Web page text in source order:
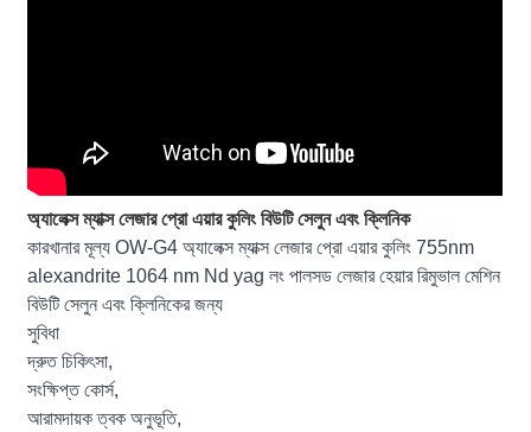
অ্যালেক্স ম্যাক্স লেজার প্রো এয়ার কুলিং বিউটি সেলুন এবং ক্লিনিক
কারখানার মূল্য OW-G4 অ্যালেক্স ম্যাক্স লেজার প্রো এয়ার কুলিং 755nm
alexandrite 1064 nm Nd yag লং পালসড লেজার হেয়ার রিমুভাল মেশিন
বিউটি সেলুন এবং ক্লিনিকের জন্য
সুবিধা
দ্রুত চিকিৎসা,
সংক্ষিপ্ত কোর্স,
আরামদায়ক ত্বক অনুভূতি,